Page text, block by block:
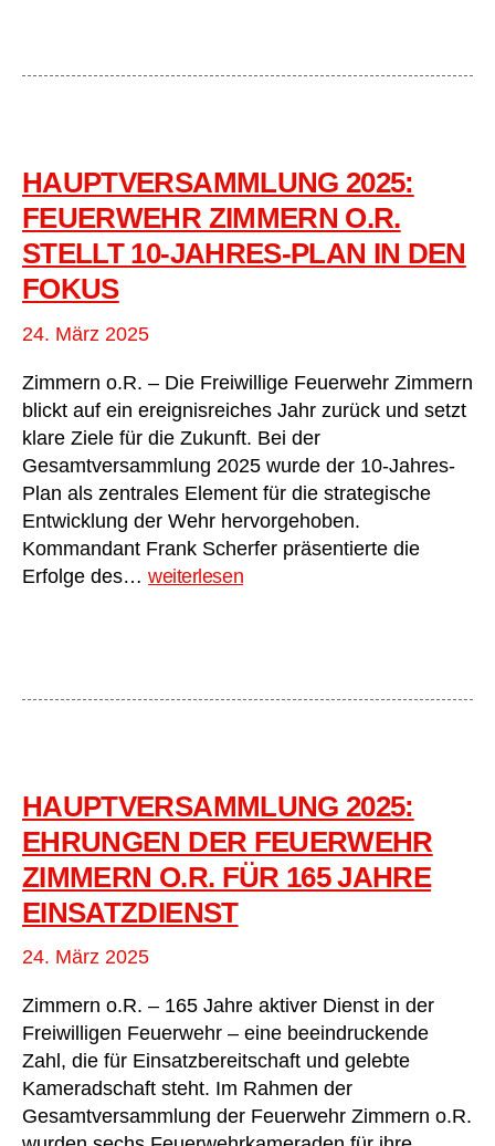
o.R.
HAUPTVERSAMMLUNG 2025:
FEUERWEHR ZIMMERN O.R.
STELLT 10-JAHRES-PLAN IN DEN
FOKUS
24. März 2025
Zimmern o.R. – Die Freiwillige Feuerwehr Zimmern
blickt auf ein ereignisreiches Jahr zurück und setzt
klare Ziele für die Zukunft. Bei der
Gesamtversammlung 2025 wurde der 10-Jahres-
Plan als zentrales Element für die strategische
Entwicklung der Wehr hervorgehoben.
Kommandant Frank Scherfer präsentierte die
Erfolge des… Hauptversammlung
stellt
in
den
Fokus
weiterlesen
HAUPTVERSAMMLUNG 2025:
EHRUNGEN DER FEUERWEHR
ZIMMERN O.R. FÜR 165 JAHRE
EINSATZDIENST
24. März 2025
Zimmern o.R. – 165 Jahre aktiver Dienst in der
Freiwilligen Feuerwehr – eine beeindruckende
Zahl, die für Einsatzbereitschaft und gelebte
Kameradschaft steht. Im Rahmen der
Gesamtversammlung der Feuerwehr Zimmern o.R.